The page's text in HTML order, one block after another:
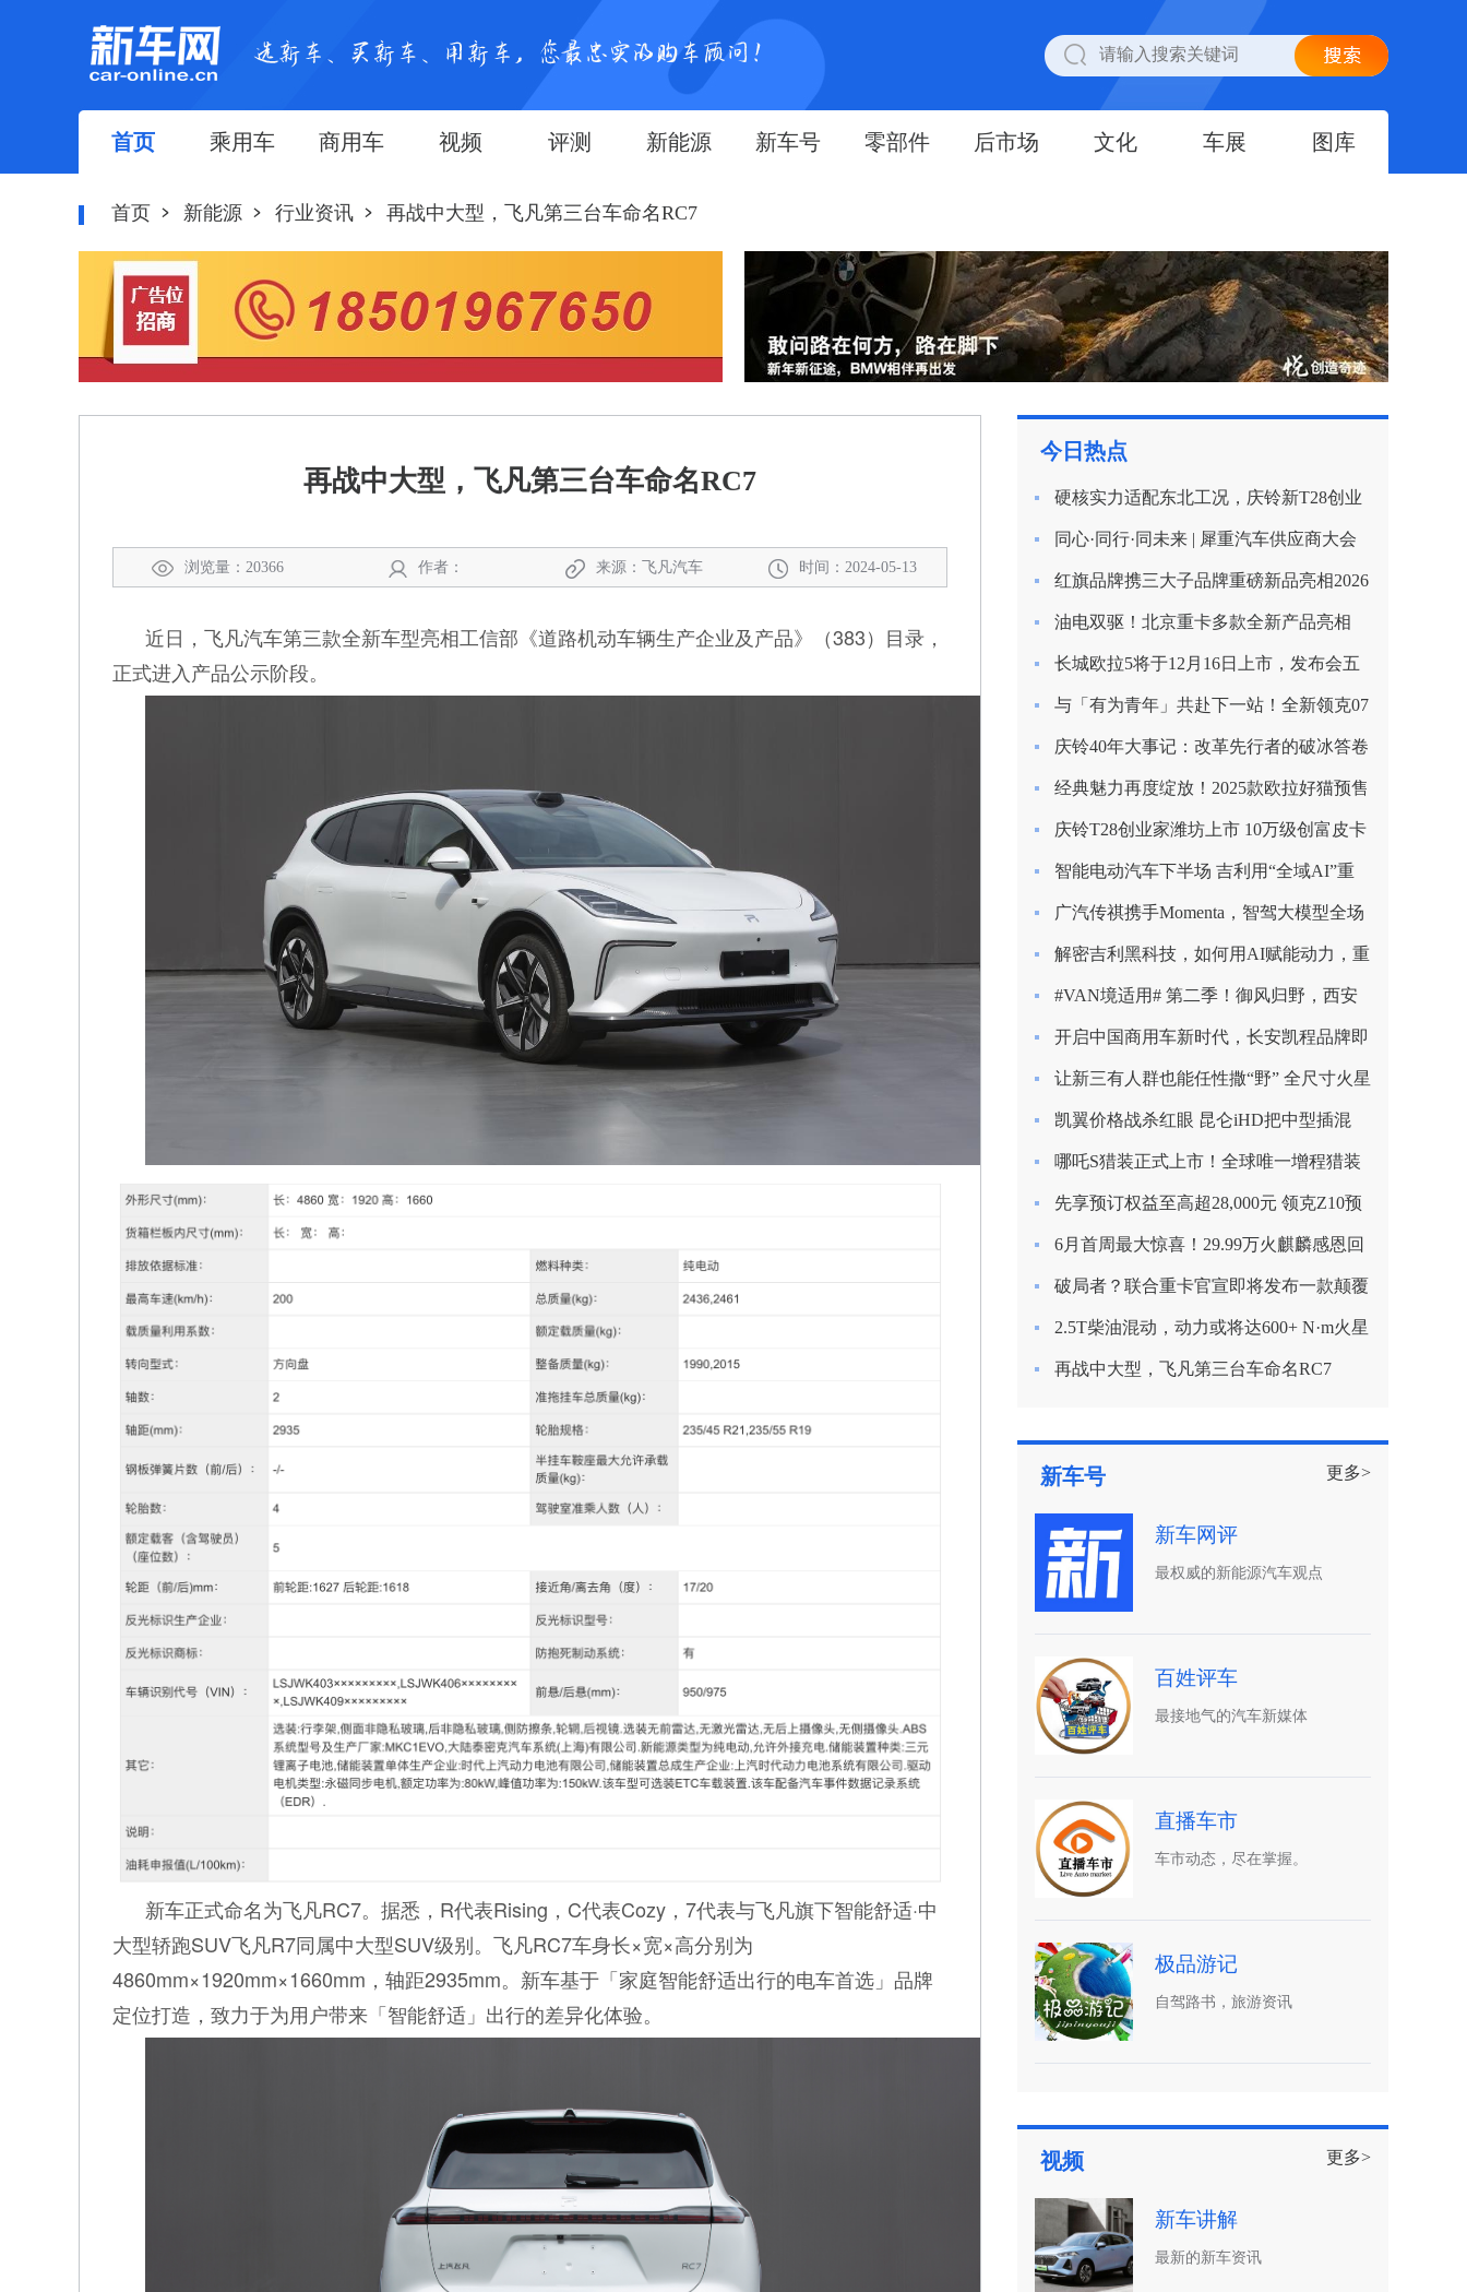
首页 乘用车 商用车 视频 评测 新能源 新车号 零部件 后市场 文化 车展 图库
首页 新能源 行业资讯 再战中大型，飞凡第三台车命名RC7
再战中大型，飞凡第三台车命名RC7
浏览量：20366 作者： 来源：飞凡汽车 时间：2024-05-13
近日，飞凡汽车第三款全新车型亮相工信部《道路机动车辆生产企业及产品》（383）目录，
正式进入产品公示阶段。
新车正式命名为飞凡RC7。据悉，R代表Rising，C代表Cozy，7代表与飞凡旗下智能舒适·中
大型轿跑SUV飞凡R7同属中大型SUV级别。飞凡RC7车身长×宽×高分别为
4860mm×1920mm×1660mm，轴距2935mm。新车基于「家庭智能舒适出行的电车首选」品牌
定位打造，致力于为用户带来「智能舒适」出行的差异化体验。
今日热点
硬核实力适配东北工况，庆铃新T28创业
家长春上市圆满收官
同心·同行·同未来 | 犀重汽车供应商大会
圆满落幕
红旗品牌携三大子品牌重磅新品亮相2026
北京车展
油电双驱！北京重卡多款全新产品亮相
2026合作伙伴大会
长城欧拉5将于12月16日上市，发布会五
大看点提前揭秘！
与「有为青年」共赴下一站！全新领克07
EM-P上市限时价13.98万起
庆铃40年大事记：改革先行者的破冰答卷
（1985-1993）
经典魅力再度绽放！2025款欧拉好猫预售
启程，8.98万元起！
庆铃T28创业家潍坊上市 10万级创富皮卡
再树标杆
智能电动汽车下半场 吉利用“全域AI”重
塑安全边界
广汽传祺携手Momenta，智驾大模型全场
景落地
解密吉利黑科技，如何用AI赋能动力，重
新定义混动节能？
#VAN境适用# 第二季！御风归野，西安
房车之旅
开启中国商用车新时代，长安凯程品牌即
将焕新启航
让新三有人群也能任性撒“野” 全尺寸火星
9越野版渲染图曝光
凯翼价格战杀红眼 昆仑iHD把中型插混
SUV杀到9.99万
哪吒S猎装正式上市！全球唯一增程猎装
轿车起售价15.99万
先享预订权益至高超28,000元 领克Z10预
订开启
6月首周最大惊喜！29.99万火麒麟感恩回
归！
破局者？联合重卡官宣即将发布一款颠覆
行业的产品！
2.5T柴油混动，动力或将达600+ N·m火星
皮卡越野越心动
再战中大型，飞凡第三台车命名RC7
新车号 更多>
新车网评
最权威的新能源汽车观点
百姓评车
最接地气的汽车新媒体
直播车市
车市动态，尽在掌握。
极品游记
自驾路书，旅游资讯
视频 更多>
新车讲解
最新的新车资讯